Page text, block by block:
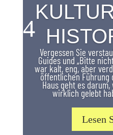
Vergessen Sie
Guides und „Bitte
war kalt, eng, aber
öffentlichen Führung
Haus geht es
wirklich gelebt
Lesen